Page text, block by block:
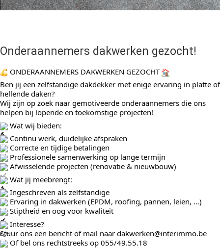
Onderaannemers dakwerken gezocht!
ONDERAANNEMERS DAKWERKEN GEZOCHT
Ben jij een zelfstandige dakdekker met enige ervaring in platte of
hellende daken?
Wij zijn op zoek naar gemotiveerde onderaannemers die ons
helpen bij lopende en toekomstige projecten!
Wat wij bieden:
Continu werk, duidelijke afspraken
Correcte en tijdige betalingen
Professionele samenwerking op lange termijn
Afwisselende projecten (renovatie & nieuwbouw)
Wat jij meebrengt:
Ingeschreven als zelfstandige
Ervaring in dakwerken (EPDM, roofing, pannen, leien, …)
Stiptheid en oog voor kwaliteit
Interesse?
Stuur ons een bericht of mail naar dakwerken@interimmo.be
Of bel ons rechtstreeks op 055/49.55.18